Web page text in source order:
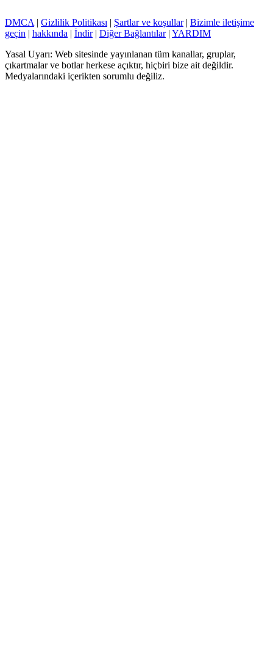
DMCA | Gizlilik Politikası | Şartlar ve koşullar| Bizimle iletişime
geçin | hakkında | İndir| Diğer Bağlantılar| YARDIM
Yasal Uyarı: Web sitesinde yayınlanan tüm kanallar, gruplar,
çıkartmalar ve botlar herkese açıktır, hiçbiri bize ait değildir.
Medyalarındaki içerikten sorumlu değiliz.